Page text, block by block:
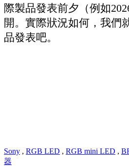
際製品發表前夕（例如
開。實際狀況如何，我們
品發表吧。
Sony , RGB LED , RGB mini LED ,
器